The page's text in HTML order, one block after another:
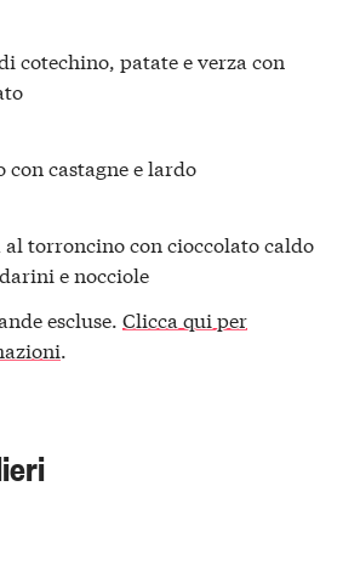
cotechino, patate e verza con
con castagne e lardo
torroncino con cioccolato caldo
e nocciole
escluse.Clicca qui per
.